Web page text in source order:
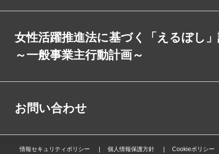
女性活躍推進法に基づく「えるぼし
～一般事業主行動計画～
お問い合わせ
情報セキュリティポリシー 個人情報保護方針 Cookieポリシー